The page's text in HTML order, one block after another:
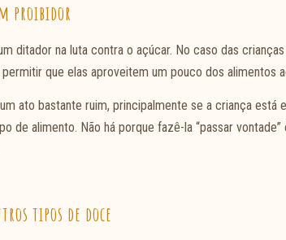
proibidor
ditador na luta contra o açúcar. No caso das
que elas aproveitem um pouco dos alimentos
ato bastante ruim, principalmente se a criança está
de alimento. Não há porque fazê-la “passar
tipos de doce